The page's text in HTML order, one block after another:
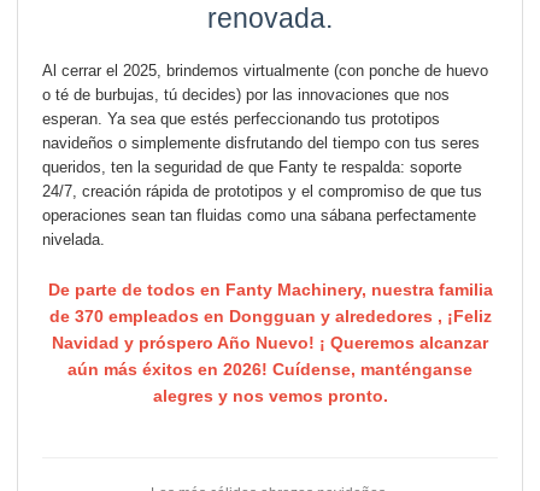
renovada.
Al cerrar el 2025, brindemos virtualmente (con ponche de huevo
o té de burbujas, tú decides) por las innovaciones que nos
esperan. Ya sea que estés perfeccionando tus prototipos
navideños o simplemente disfrutando del tiempo con tus seres
queridos, ten la seguridad de que Fanty te respalda: soporte
24/7, creación rápida de prototipos y el compromiso de que tus
operaciones sean tan fluidas como una sábana perfectamente
nivelada.
De parte de todos en Fanty Machinery, nuestra familia
de 370 empleados en Dongguan y alrededores , ¡Feliz
Navidad y próspero Año Nuevo! ¡ Queremos alcanzar
aún más éxitos en 2026! Cuídense, manténganse
alegres y nos vemos pronto.